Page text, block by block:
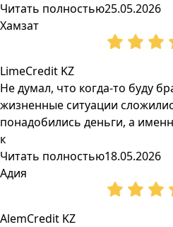
Читать полностью25.05.2026
Хамзат
LimeCredit KZ
Не думал, что когда-то буду
жизненные ситуации
понадобились деньги, а
к
Читать полностью18.05.2026
Адия
AlemCredit KZ